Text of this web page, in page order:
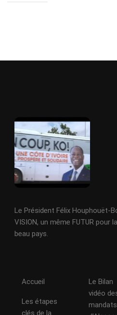
Le Président Félix Houphouët-
VISION, un même FUTUR pour
beau pays.
Accueil
Les étapes
clés de la
Le Bilan
vidéo
mandats